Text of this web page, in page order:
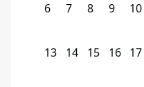
6 7 8 9 10
13 14 15 16 17